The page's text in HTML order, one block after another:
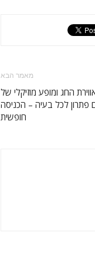
מאמר הבא
החג ומופע מוזיקלי של
פתרון לכל בעיה – הכניסה
חופשית